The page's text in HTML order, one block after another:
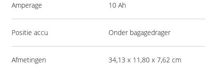
Amperage 10 Ah
Positie accu Onder bagagedrager
Afmetingen 34,13 x 11,80 x 7,62 cm